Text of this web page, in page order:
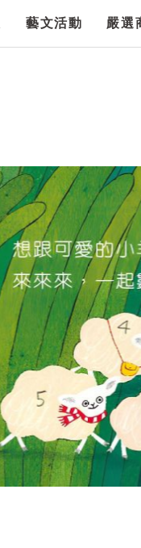
藝文活動 嚴選